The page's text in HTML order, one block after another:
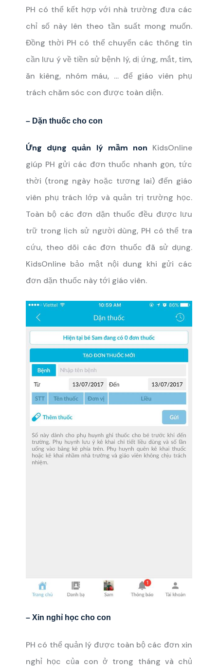
PH có thể kết hợp với nhà trường đưa các
chỉ số này lên theo tần suất mong muốn.
Đồng thời PH có thể chuyển các thông tin
cần lưu ý về tiền sử bệnh lý, dị ứng, mắt, tim,
ăn kiêng, nhóm máu, … để giáo viên phụ
trách chăm sóc con được toàn diện.
– Dặn thuốc cho con
Ứng dụng quản lý mầm non KidsOnline
giúp PH gửi các đơn thuốc nhanh gọn, tức
thời (trong ngày hoặc tương lai) đến giáo
viên phụ trách lớp và quản trị trường học.
Toàn bộ các đơn dặn thuốc đều được lưu
trữ trong lịch sử người dùng, PH có thể tra
cứu, theo dõi các đơn thuốc đã sử dụng.
KidsOnline bảo mật nội dung khi gửi các
đơn dặn thuốc này tới giáo viên.
– Xin nghỉ học cho con
PH có thể quản lý được toàn bộ các đơn xin
nghỉ học của con ở trong tháng và chủ